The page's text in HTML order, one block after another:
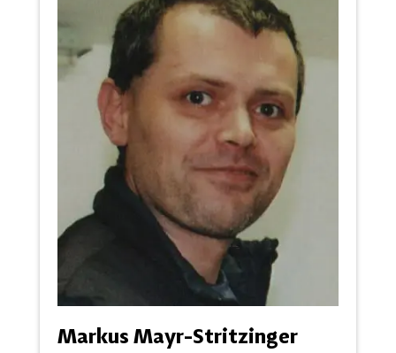
Markus Mayr-Stritzinger